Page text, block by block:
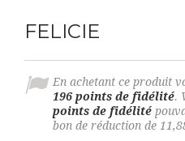
FELICIE
En achetant ce produit
196points de fidélité.
points de fidélité
bon de réduction de